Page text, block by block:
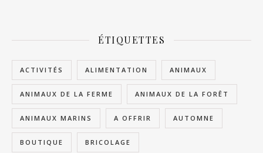
ÉTIQUETTES
ACTIVITÉS ALIMENTATION ANIMAUX
ANIMAUX DE LA FERME ANIMAUX DE LA FORÊT
ANIMAUX MARINS A OFFRIR AUTOMNE
BOUTIQUE BRICOLAGE